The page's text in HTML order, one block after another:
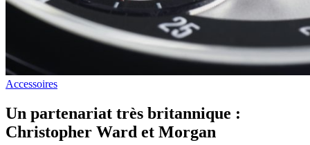
Accessoires
Un partenariat très britannique :
Christopher Ward et Morgan